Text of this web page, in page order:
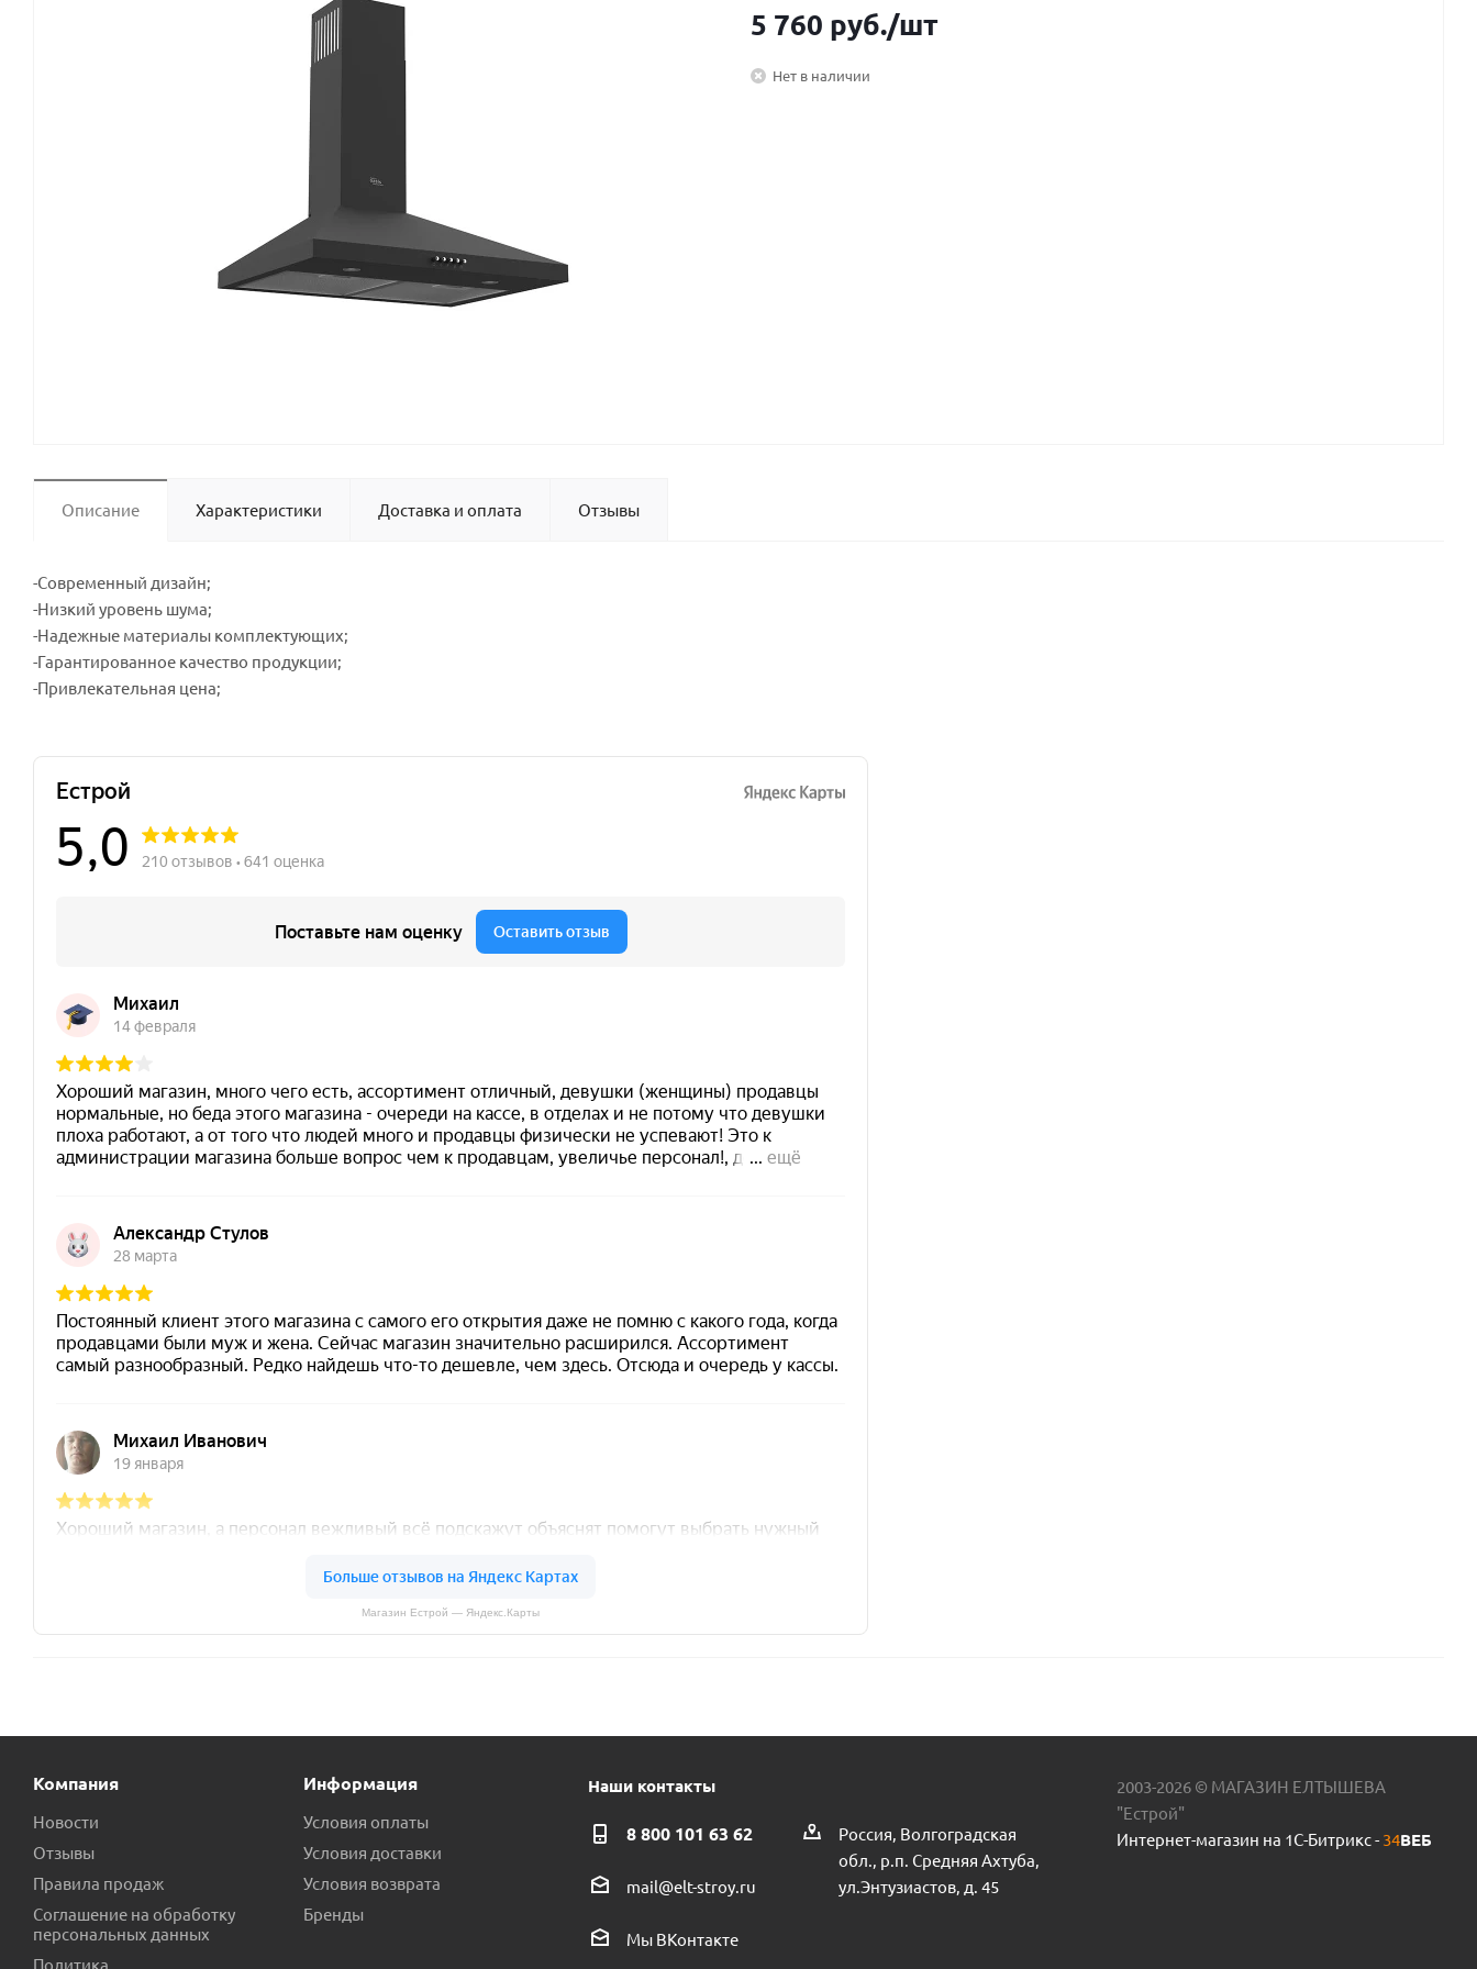
5 760 руб./шт
Нет в наличии
Описание Характеристики Доставка и оплата Отзывы
-Современный дизайн;
-Низкий уровень шума;
-Надежные материалы комплектующих;
-Гарантированное качество продукции;
-Привлекательная цена;
Магазин Естрой — Яндекс.Карты
Компания
Новости
Отзывы
Правила продаж
Соглашение на обработку
персональных данных
Политика
Информация
Условия оплаты
Условия доставки
Условия возврата
Бренды
Наши контакты
8 800 101 63 62
mail@elt-stroy.ru
Мы ВКонтакте
Россия, Волгоградская
обл., р.п. Средняя Ахтуба,
ул.Энтузиастов, д. 45
2003-2026 © МАГАЗИН ЕЛТЫШЕВА
"Естрой"
Интернет-магазин на 1С-Битрикс - 34ВЕБ